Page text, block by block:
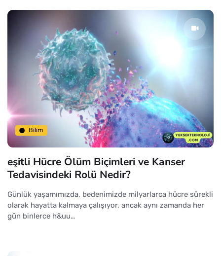
Bilim
eşitli Hücre Ölüm Biçimleri ve Kanser
Tedavisindeki Rolü Nedir?
Günlük yaşamımızda, bedenimizde milyarlarca hücre sürekli
olarak hayatta kalmaya çalışıyor, ancak aynı zamanda her
gün binlerce h&uu…